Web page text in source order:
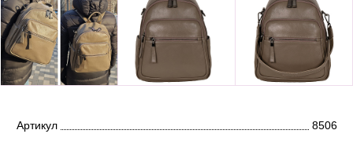
Артикул 8506